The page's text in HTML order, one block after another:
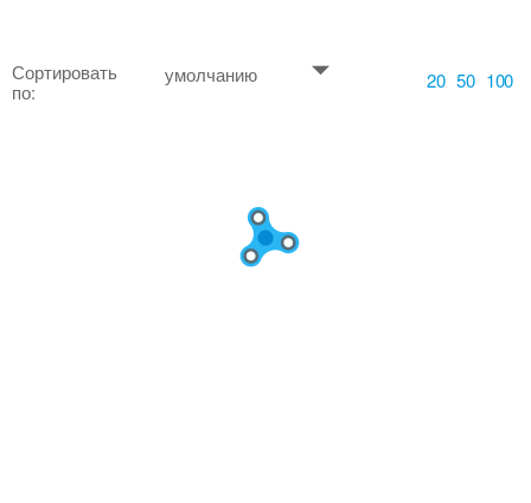
Сортировать
по:
умолчанию 20 50 100